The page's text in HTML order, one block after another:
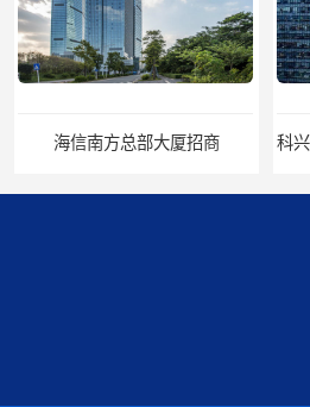
海信南方总部大厦招商